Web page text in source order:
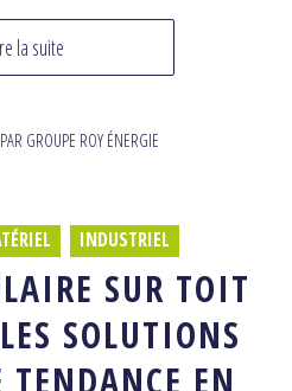
la suite
PAR GROUPE ROY ÉNERGIE
INDUSTRIEL
SUR TOIT
SOLUTIONS
TENDANCE EN